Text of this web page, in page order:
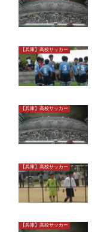
【兵庫】高校サッカー
【兵庫】高校サッカー
【兵庫】高校サッカー
【兵庫】高校サッカー